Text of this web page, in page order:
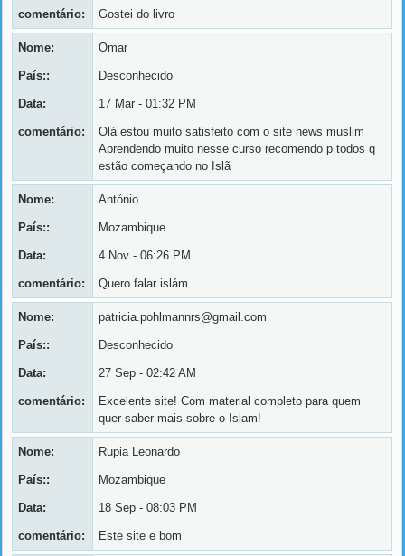
comentário: Gostei do livro
Nome: Omar
País:: Desconhecido
Data: 17 Mar - 01:32 PM
comentário:
Olá estou muito satisfeito com o site news muslim
Aprendendo muito nesse curso recomendo p todos q
estão começando no Islã
Nome: António
País:: Mozambique
Data: 4 Nov - 06:26 PM
comentário: Quero falar islám
Nome: patricia.pohlmannrs@gmail.com
País:: Desconhecido
Data: 27 Sep - 02:42 AM
comentário:
Excelente site! Com material completo para quem
quer saber mais sobre o Islam!
Nome: Rupia Leonardo
País:: Mozambique
Data: 18 Sep - 08:03 PM
comentário: Este site e bom